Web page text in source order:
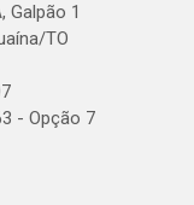
Galpão 1
TO
- Opção 7